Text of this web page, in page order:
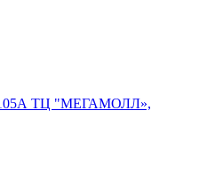
105А ТЦ "МЕГАМОЛЛ»,